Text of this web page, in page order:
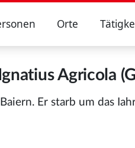
Orte
Ignatius Agricola
Er starb um das